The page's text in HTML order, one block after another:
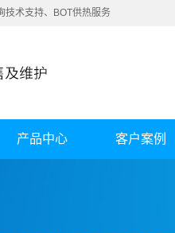
技术支持、BOT供热服务
产品中心 客户案例